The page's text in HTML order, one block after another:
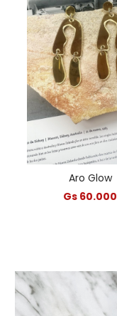
Aro Glow
Gs 60.000